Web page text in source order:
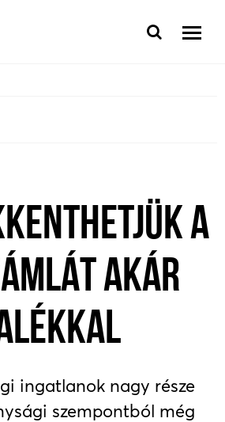
A
AKÁR
ingatlanok nagy része
szempontból még